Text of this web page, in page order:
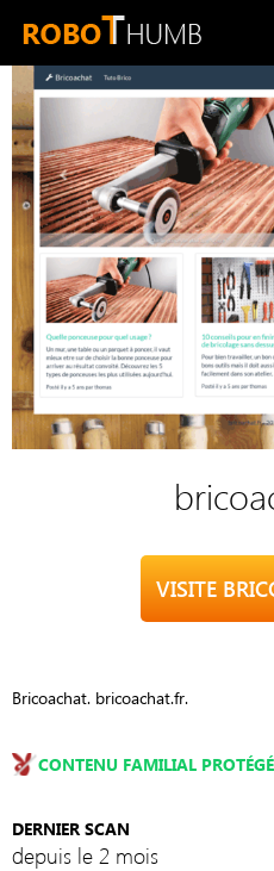
VISITE
Bricoachat. bricoachat.fr.
CONTENU FAMILIAL PROTÉGÉ
DERNIER SCAN
depuis le 2 mois